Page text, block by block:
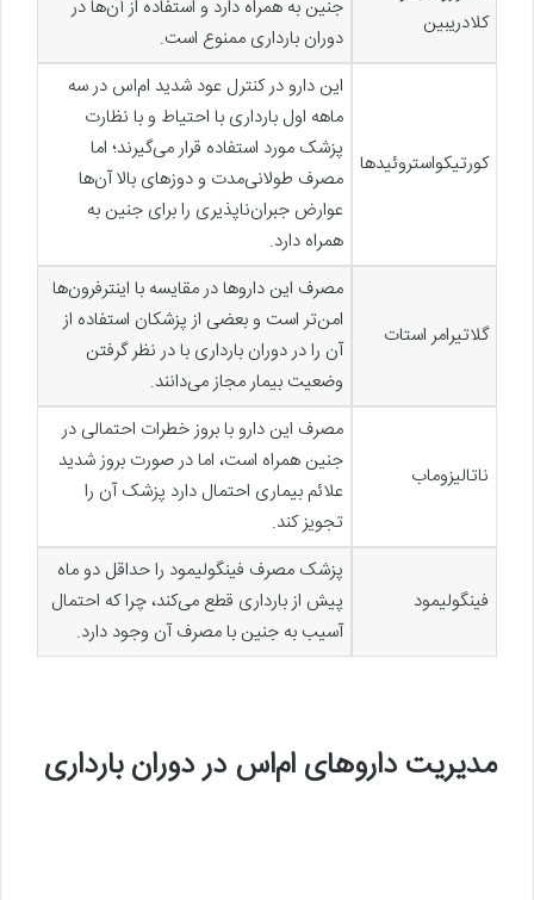
کلادریبین
جنین به همراه دارد و استفاده از آن‌ها در
دوران بارداری ممنوع است.
کورتیکواستروئیدها
این دارو در کنترل عود شدید ام‌اس در سه
ماهه‌ اول بارداری با احتیاط و با نظارت
پزشک مورد استفاده قرار می‌گیرند؛ اما
مصرف طولانی‌مدت و دوزهای بالا آن‌ها
عوارض جبران‌ناپذیری را برای جنین به
همراه دارد.
گلاتیرامر استات
مصرف این داروها در مقایسه با اینترفرون‌ها
امن‌تر است و بعضی از پزشکان استفاده از
آن را در دوران بارداری با در نظر گرفتن
وضعیت بیمار مجاز می‌دانند.
ناتالیزوماب
مصرف این دارو با بروز خطرات احتمالی در
جنین همراه است، اما در صورت بروز شدید
علائم بیماری احتمال دارد پزشک آن را
تجویز کند.
فینگولیمود
پزشک مصرف فینگولیمود را حداقل دو ماه
پیش از بارداری قطع می‌کند، چرا که احتمال
آسیب به جنین با مصرف آن وجود دارد.
مدیریت داروهای ام‌اس در دوران بارداری